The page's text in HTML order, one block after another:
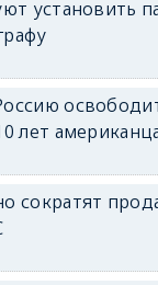
установить
лет
сократят